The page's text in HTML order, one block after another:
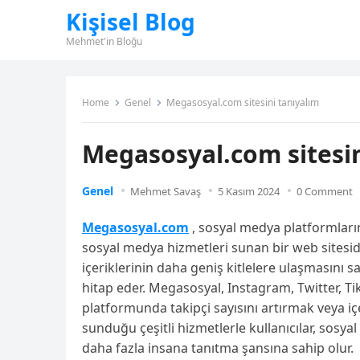
Kişisel Blog
Mehmet'in Bloğu
Home Genel Megasosyal.com sitesini tanıyalım
Megasosyal.com
Genel Mehmet Savaş 5 Kasım 2024 0 Comment
Megasosyal.com , sosyal medya
sosyal medya hizmetleri sunan bir web
içeriklerinin daha geniş kitlelere ulaşmasını
hitap eder. Megasosyal, Instagram, Twitter,
platformunda takipçi sayısını artırmak
sunduğu çeşitli hizmetlerle kullanıcılar,
daha fazla insana tanıtma şansına sahip olur.